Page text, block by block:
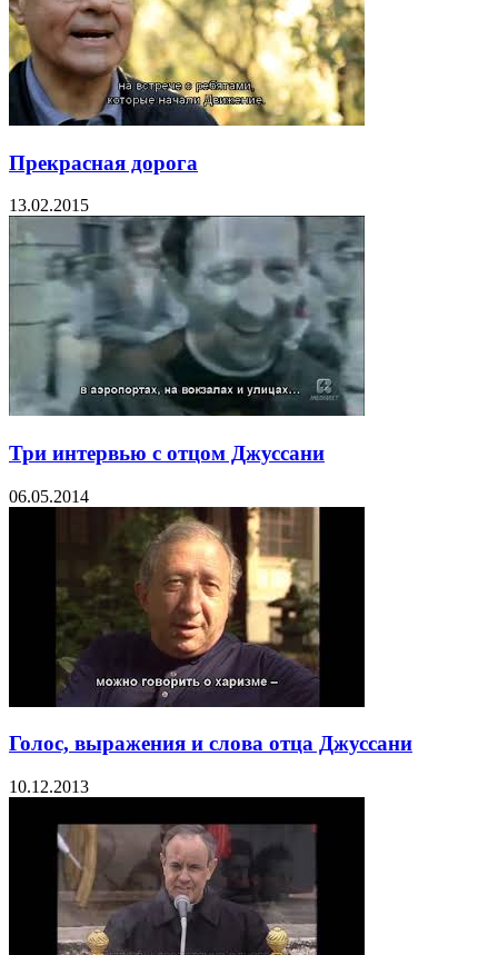
Прекрасная дорога
13.02.2015
Три интервью с отцом Джуссани
06.05.2014
Голос, выражения и слова отца Джуссани
10.12.2013